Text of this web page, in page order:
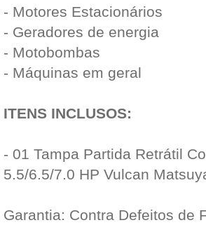
- Motores Estacionários
- Geradores de energia
- Motobombas
- Máquinas em geral
ITENS INCLUSOS:
- 01 Tampa Partida Retrátil
5.5/6.5/7.0 HP Vulcan
Garantia: Contra Defeitos de